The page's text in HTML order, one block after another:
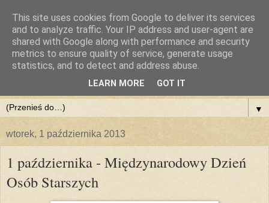
▼
wtorek, 1 października 2013
1 października - Międzynarodowy Dzień
Osób Starszych
This site uses cookies from Google to deliver its services
and to analyze traffic. Your IP address and user-agent are
shared with Google along with performance and security
metrics to ensure quality of service, generate usage
statistics, and to detect and address abuse.
LEARN MORE GOT IT